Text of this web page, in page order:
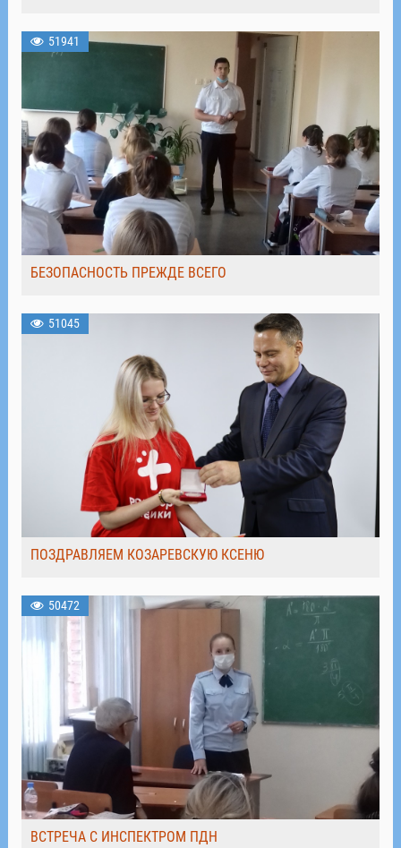
51941
БЕЗОПАСНОСТЬ ПРЕЖДЕ ВСЕГО
51045
ПОЗДРАВЛЯЕМ КОЗАРЕВСКУЮ КСЕНЮ
50472
ВСТРЕЧА С ИНСПЕКТРОМ ПДН